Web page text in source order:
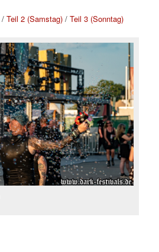
/Teil 2 (Samstag) /Teil 3 (Sonntag)